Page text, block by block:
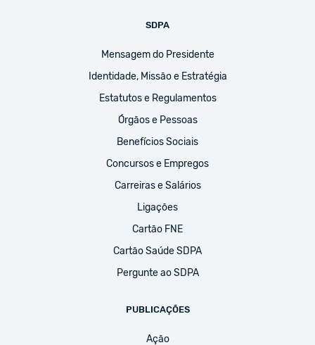
SDPA
Mensagem do Presidente
Identidade, Missão e Estratégia
Estatutos e Regulamentos
Órgãos e Pessoas
Benefícios Sociais
Concursos e Empregos
Carreiras e Salários
Ligações
Cartão FNE
Cartão Saúde SDPA
Pergunte ao SDPA
PUBLICAÇÕES
Ação